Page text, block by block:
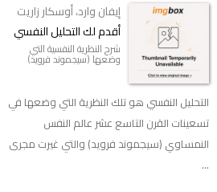
إيفان وارد، أوسكار زاريت
أقدم لك التحليل النفسي
شرح النظرية النفسية التي
وضعها (سيجموند فرويد)
التحليل النفسي هو تلك النظرية التي وضعها في
تسعينات القرن التاسع عشر عالم النفس
النمساوي (سيجموند فرويد) والتي غيرت مجرى
...